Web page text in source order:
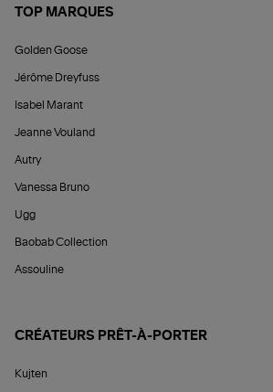
TOP MARQUES
Golden Goose
Jérôme Dreyfuss
Isabel Marant
Jeanne Vouland
Autry
Vanessa Bruno
Ugg
Baobab Collection
Assouline
CRÉATEURS PRÊT-À-PORTER
Kujten